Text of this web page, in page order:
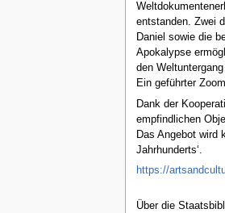
entstanden. Zwei
Daniel sowie die
Apokalypse
den
Ein geführter
Dank der
empfindlichen
Das Angebot wird
Jahrhunderts‘.
https://
Über die